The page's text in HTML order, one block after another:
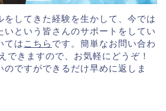
をしてきた経験を生かして、今では
いという皆さんのサポートをしてい
ては こちら です。簡単なお問い合わ
できますので、お気軽にどうぞ！
のですができるだけ早めに返しま